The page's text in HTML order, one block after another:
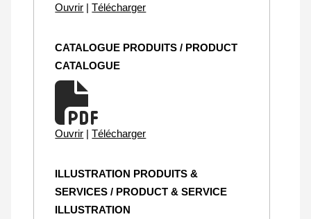
Ouvrir | Télécharger
CATALOGUE PRODUITS / PRODUCT
CATALOGUE
Ouvrir | Télécharger
ILLUSTRATION PRODUITS &
SERVICES / PRODUCT & SERVICE
ILLUSTRATION